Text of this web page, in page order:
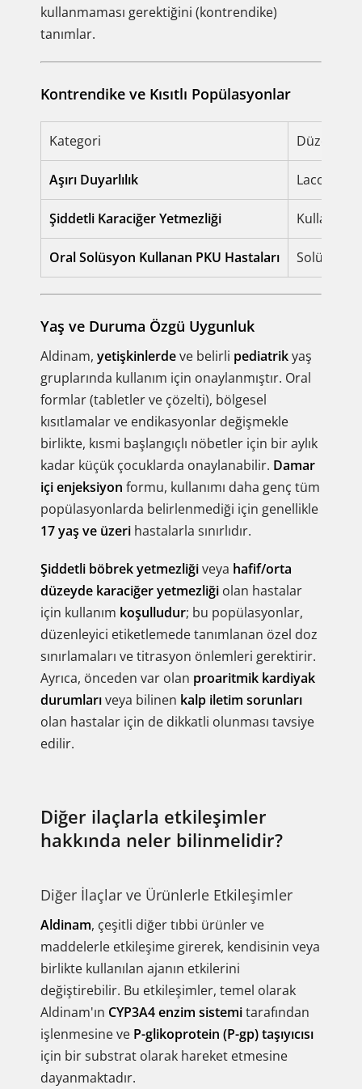
kullanmaması gerektiğini (kontrendike)
tanımlar.
Kontrendike ve Kısıtlı Popülasyonlar
Kategori
Aşırı Duyarlılık
Şiddetli Karaciğer Yetmezliği Kullanımı
Oral Solüsyon Kullanan PKU Hastaları Solüsyon
Yaş ve Duruma Özgü Uygunluk
Aldinam, yetişkinlerdeve belirli pediatrikyaş
gruplarında kullanım için onaylanmıştır. Oral
formlar (tabletler ve çözelti), bölgesel
kısıtlamalar ve endikasyonlar değişmekle
birlikte, kısmi başlangıçlı nöbetler için bir aylık
kadar küçük çocuklarda onaylanabilir. Damar
içi enjeksiyon formu, kullanımı daha genç tüm
popülasyonlarda belirlenmediği için genellikle
17 yaş ve üzeri hastalarla sınırlıdır.
Şiddetli böbrek yetmezliğiveya hafif/orta
düzeyde karaciğer yetmezliği olan hastalar
için kullanım koşulludur; bu popülasyonlar,
düzenleyici etiketlemede tanımlanan özel doz
sınırlamaları ve titrasyon önlemleri gerektirir.
Ayrıca, önceden var olan proaritmik kardiyak
durumlarıveya bilinen kalp iletim sorunları
olan hastalar için de dikkatli olunması tavsiye
edilir.
Diğer ilaçlarla etkileşimler
hakkında neler bilinmelidir?
Diğer İlaçlar ve Ürünlerle Etkileşimler
Aldinam, çeşitli diğer tıbbi ürünler ve
maddelerle etkileşime girerek, kendisinin veya
birlikte kullanılan ajanın etkilerini
değiştirebilir. Bu etkileşimler, temel olarak
Aldinam'ın CYP3A4 enzim sistemitarafından
işlenmesine ve P-glikoprotein (P-gp) taşıyıcısı
için bir substrat olarak hareket etmesine
dayanmaktadır.